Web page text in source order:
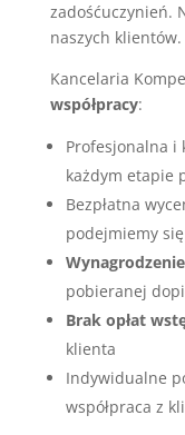
zadośćuczynień.
naszych klientów.
Kancelaria
współpracy:
Profesjonalna i
każdym etapie
Bezpłatna
podejmiemy
pobieranej
Brak opłat
klienta
Indywidualne
współpraca z